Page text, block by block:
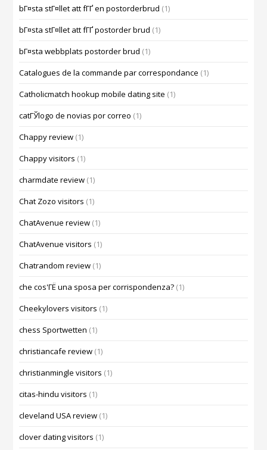
bГ¤sta stГ¤llet att fГҐ en postorderbrud (1)
bГ¤sta stГ¤llet att fГҐ postorder brud (1)
bГ¤sta webbplats postorder brud (1)
Catalogues de la commande par correspondance (1)
Catholicmatch hookup mobile dating site (1)
catГЎlogo de novias por correo (1)
Chappy review (1)
Chappy visitors (1)
charmdate review (1)
Chat Zozo visitors (1)
ChatAvenue review (1)
ChatAvenue visitors (1)
Chatrandom review (1)
che cos'ГЁ una sposa per corrispondenza? (1)
Cheekylovers visitors (1)
chess Sportwetten (1)
christiancafe review (1)
christianmingle visitors (1)
citas-hindu visitors (1)
cleveland USA review (1)
clover dating visitors (1)